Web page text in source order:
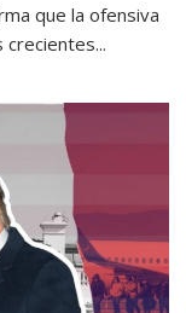
que la ofensiva